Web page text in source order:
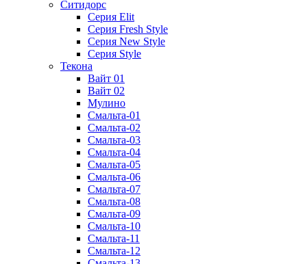
Ситидорс
Серия Elit
Серия Fresh Style
Серия New Style
Серия Style
Текона
Вайт 01
Вайт 02
Мулино
Смальта-01
Смальта-02
Смальта-03
Смальта-04
Смальта-05
Смальта-06
Смальта-07
Смальта-08
Смальта-09
Смальта-10
Смальта-11
Смальта-12